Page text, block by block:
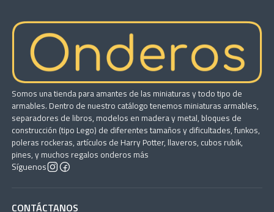
Somos una tienda para amantes de las miniaturas y todo tipo de
armables. Dentro de nuestro catálogo tenemos miniaturas armables,
separadores de libros, modelos en madera y metal, bloques de
construcción (tipo Lego) de diferentes tamaños y dificultades, funkos,
poleras rockeras, artículos de Harry Potter, llaveros, cubos rubik,
pines, y muchos regalos onderos más
Síguenos
CONTÁCTANOS